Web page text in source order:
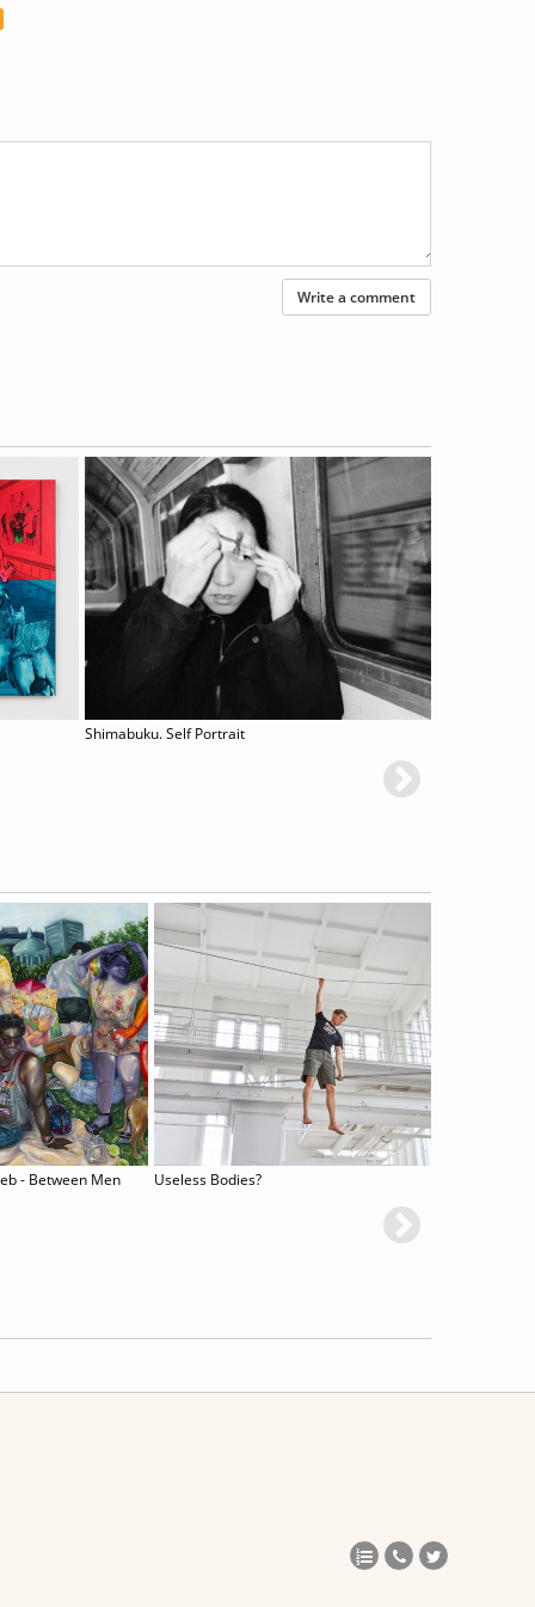
Write a comment
Shimabuku. Self Portrait
- Between Men Useless Bodies?